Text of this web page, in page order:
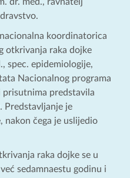
dr. med., ravnatelj
koordinatorica
otkrivanja raka dojke
spec. epidemiologije,
Nacionalnog programa
prisutnima predstavila
Predstavljanje je
nakon čega je uslijedio
raka dojke se u
sedamnaestu godinu i